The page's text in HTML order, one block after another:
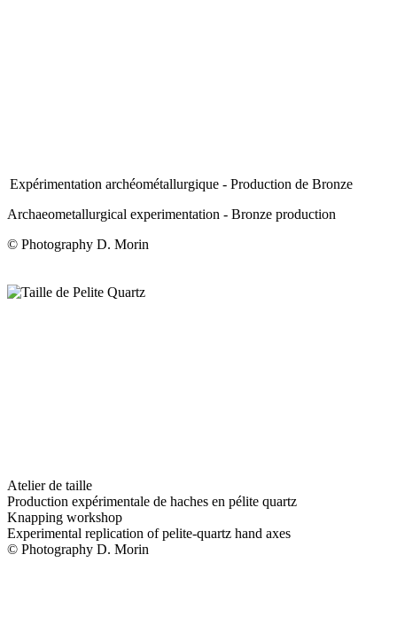
Expérimentation archéométallurgique - Production de Bronze
Archaeometallurgical experimentation - Bronze production
© Photography D. Morin
Atelier de taille
Production expérimentale de haches en pélite quartz
Knapping workshop
Experimental replication of pelite-quartz hand axes
© Photography D. Morin